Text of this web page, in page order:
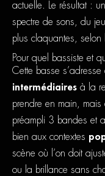
actuelle. Le résultat :
spectre de sons, du
plus claquantes,
Pour quel bassiste et
Cette basse s’adresse
intermédiaires à la
prendre en main, mais
préampli 3 bandes et
bien aux contextes
scène où l’on doit
ou la brillance sans